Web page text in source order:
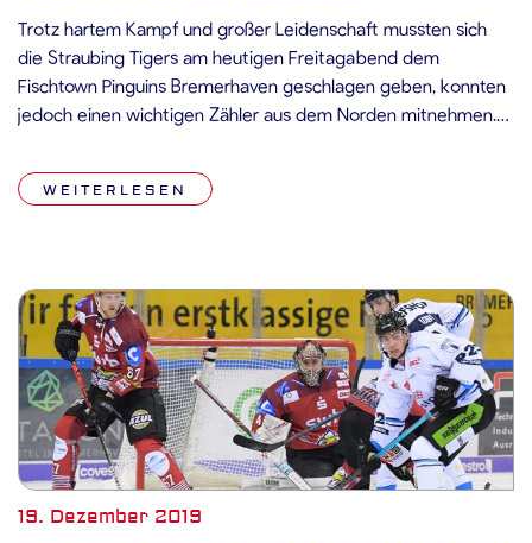
Trotz hartem Kampf und großer Leidenschaft mussten sich
die Straubing Tigers am heutigen Freitagabend dem
Fischtown Pinguins Bremerhaven geschlagen geben, konnten
jedoch einen wichtigen Zähler aus dem Norden mitnehmen.
Bremerhaven zwei Teams auf Augenhöhe gegenüberstanden.
Beide Mannschaften kamen gut aus der Kabine und kreierten
WEITERLESEN
19. Dezember 2019